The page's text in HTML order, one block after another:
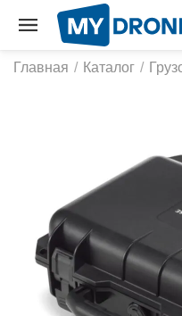
Главная / Каталог /